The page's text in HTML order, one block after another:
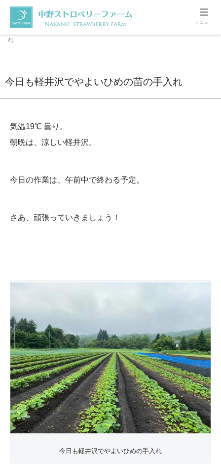
ホーム 軽井沢
今日も軽井沢でやよいひめの苗の手入
れ
今日も軽井沢でやよいひめの苗の手入れ
気温19℃ 曇り。
朝晩は、涼しい軽井沢。
今日の作業は、午前中で終わる予定。
さあ、頑張っていきましょう！
今日も軽井沢でやよいひめの手入れ
メニュー